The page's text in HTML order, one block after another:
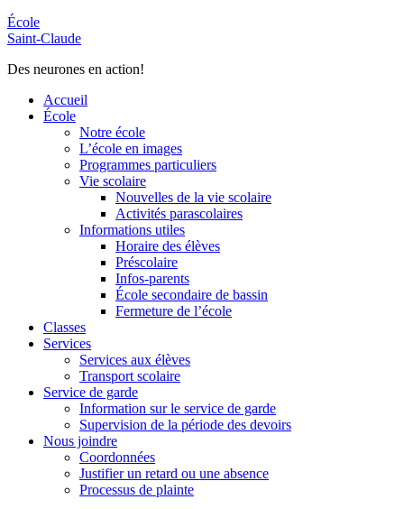
École
Saint-Claude
Des neurones en action!
Accueil
École
Notre école
L’école en images
Programmes particuliers
Vie scolaire
Nouvelles de la vie scolaire
Activités parascolaires
Informations utiles
Horaire des élèves
Préscolaire
Infos-parents
École secondaire de bassin
Fermeture de l’école
Classes
Services
Services aux élèves
Transport scolaire
Service de garde
Information sur le service de garde
Supervision de la période des devoirs
Nous joindre
Coordonnées
Justifier un retard ou une absence
Processus de plainte